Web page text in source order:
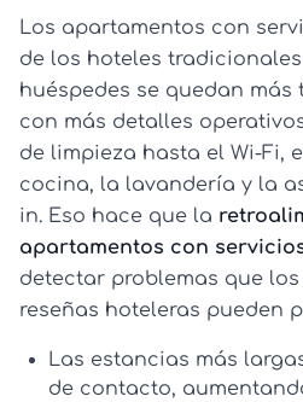
Los apartamentos con
de los hoteles
huéspedes se quedan
con más detalles
de limpieza hasta el Wi‑Fi,
cocina, la lavandería y la
in. Eso hace que la
apartamentos con
detectar problemas que
reseñas hoteleras pueden
Las estancias más
de contacto,